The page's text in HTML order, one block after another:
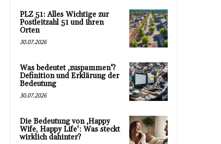
PLZ 51: Alles Wichtige zur
Postleitzahl 51 und ihren
Orten
30.07.2026
Was bedeutet ‚zuspammen‘?
Definition und Erklärung der
Bedeutung
30.07.2026
Die Bedeutung von ‚Happy
Wife, Happy Life‘: Was steckt
wirklich dahinter?